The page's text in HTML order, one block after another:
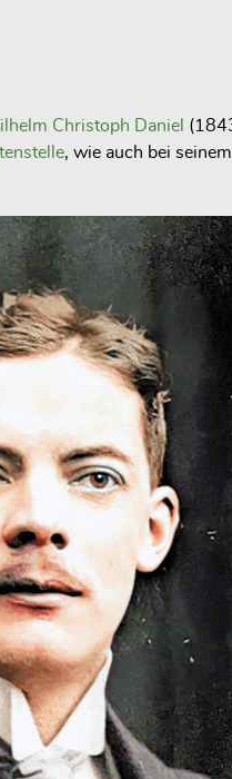
Christoph Daniel
, wie auch bei